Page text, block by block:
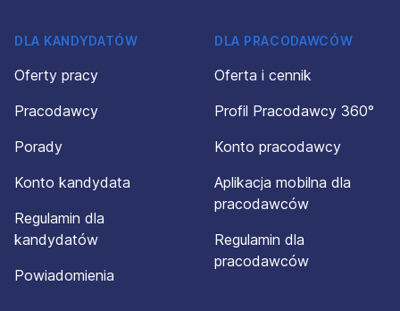
DLA KANDYDATÓW
Oferty pracy
Pracodawcy
Porady
Konto kandydata
Regulamin dla
kandydatów
Powiadomienia
DLA PRACODAWCÓW
Oferta i cennik
Profil Pracodawcy 360°
Konto pracodawcy
Aplikacja mobilna dla
pracodawców
Regulamin dla
pracodawców